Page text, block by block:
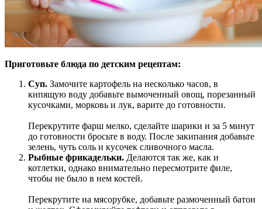
Приготовьте блюда по детским рецептам:
Суп. Замочите картофель на несколько часов, в
кипящую воду добавьте вымоченный овощ, порезанный
кусочками, морковь и лук, варите до готовности.
Перекрутите фарш мелко, сделайте шарики и за 5 минут
до готовности бросьте в воду. После закипания добавьте
зелень, чуть соль и кусочек сливочного масла.
Рыбные фрикадельки. Делаются так же, как и
котлетки, однако внимательно пересмотрите филе,
чтобы не было в нем костей.
Перекрутите на мясорубке, добавьте размоченный батон